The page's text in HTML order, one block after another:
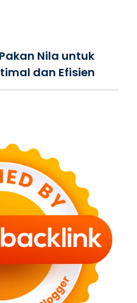
Nila untuk
dan Efisien